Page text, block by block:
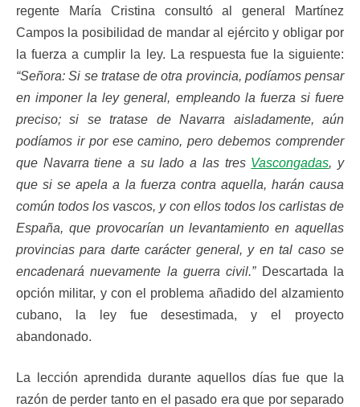
regente María Cristina consultó al general Martínez
Campos la posibilidad de mandar al ejército y obligar por
la fuerza a cumplir la ley. La respuesta fue la siguiente:
“Señora: Si se tratase de otra provincia, podíamos pensar
en imponer la ley general, empleando la fuerza si fuere
preciso; si se tratase de Navarra aisladamente, aún
podíamos ir por ese camino, pero debemos comprender
que Navarra tiene a su lado a las tres Vascongadas, y
que si se apela a la fuerza contra aquella, harán causa
común todos los vascos, y con ellos todos los carlistas de
España, que provocarían un levantamiento en aquellas
provincias para darte carácter general, y en tal caso se
encadenará nuevamente la guerra civil.”Descartada la
opción militar, y con el problema añadido del alzamiento
cubano, la ley fue desestimada, y el proyecto
abandonado.
La lección aprendida durante aquellos días fue que la
razón de perder tanto en el pasado era que por separado